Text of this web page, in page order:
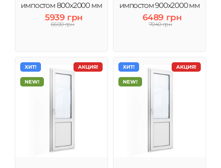
импостом 800x2000 мм
5939 грн
6600 грн
импостом 900x2000 мм
6489 грн
7040 грн
АКЦИЯ!
ХИТ!
NEW!
АКЦИЯ!
ХИТ!
NEW!